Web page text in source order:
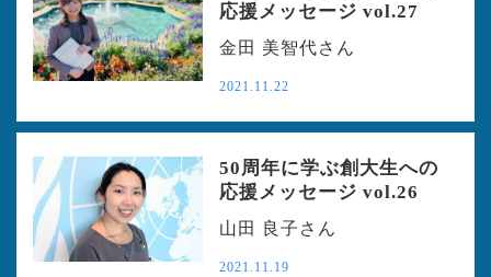
応援メッセージ vol.27
金田 美智代さん
2021.11.22
50周年に学ぶ創大生への
応援メッセージ vol.26
山田 良子さん
2021.11.19